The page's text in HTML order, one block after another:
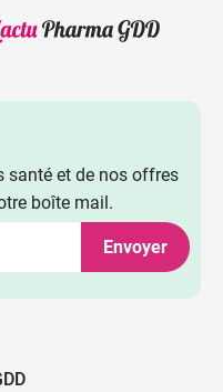
3,49 €
santé et de nos offres
boîte mail.
Envoyer